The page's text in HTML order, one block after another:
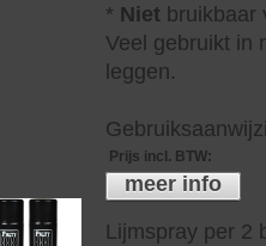
* Niet bruikbaar
Veel gebruikt in
leggen.
Prijs incl. BTW:
meer info
Lijmspray per 2